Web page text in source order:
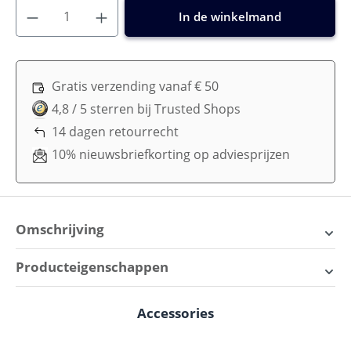
In de winkelmand
Gratis verzending vanaf € 50
4,8 / 5 sterren bij Trusted Shops
14 dagen retourrecht
10% nieuwsbriefkorting op adviesprijzen
Omschrijving
Maxi Cosi Mica 360 Pro i-Size:
Spitstechnologie in de
Producteigenschappen
geboorte
Productgalerij overslaan
Accessories